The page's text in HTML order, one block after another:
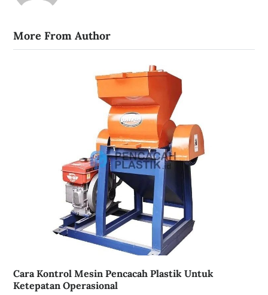
More From Author
Cara Kontrol Mesin Pencacah Plastik Untuk
Ketepatan Operasional